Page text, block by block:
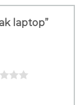
laptop”